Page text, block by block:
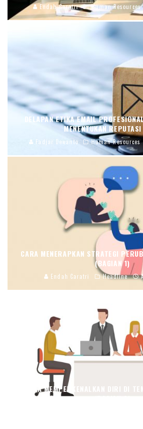
Endah Caratri Human Resources
DELAPAN ETIKA EMAIL
MENENTUKAN REPUTASI
Fadjar Dewanto Human Resources
CARA MENERAPKAN STRATEGI
(BAGIAN 1)
Endah Caratri Headline
CARA MEMPERKENALKAN DIRI DI